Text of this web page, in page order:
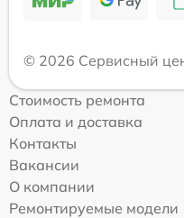
© 2026 Сервисный
Стоимость ремонта
Оплата и доставка
Контакты
Вакансии
О компании
Ремонтируемые модели